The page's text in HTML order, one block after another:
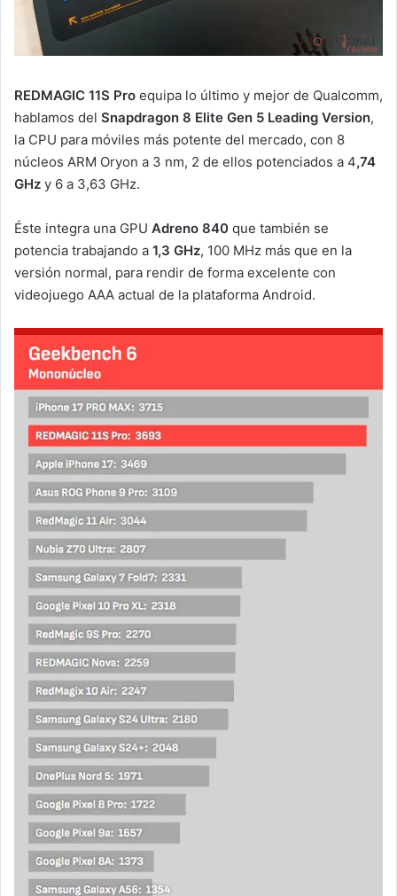
REDMAGIC 11S Pro equipa lo último y mejor de Qualcomm,
hablamos del Snapdragon 8 Elite Gen 5 Leading Version,
la CPU para móviles más potente del mercado, con 8
núcleos ARM Oryon a 3 nm, 2 de ellos potenciados a 4,74
GHz y 6 a 3,63 GHz.
Éste integra una GPU Adreno 840 que también se
potencia trabajando a 1,3 GHz, 100 MHz más que en la
versión normal, para rendir de forma excelente con
videojuego AAA actual de la plataforma Android.